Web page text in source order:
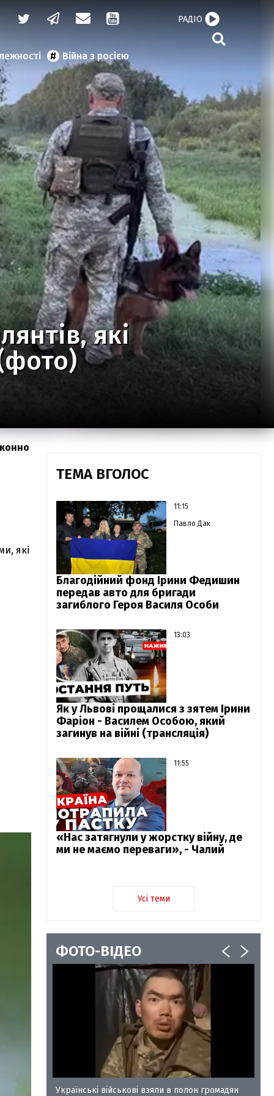
Війна з росією
РАДІО
які
які
ТЕМА ВГОЛОС
11:15
Павло Дак
Благодійний фонд Ірини Федишин
передав авто для бригади
загиблого Героя Василя Особи
13:03
Як у Львові прощалися з зятем Ірини
Фаріон - Василем Особою, який
загинув на війні (трансляція)
11:55
«Нас затягнули у жорстку війну, де
ми не маємо переваги», - Чалий
Усі теми
ФОТО-ВІДЕО
35
Українські військові взяли в полон громадян